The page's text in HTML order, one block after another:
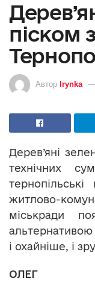
піском
Автор Irynka
Дерев’яні
технічних
житлово-
міськради
і охайніше, і
ОЛЕГ